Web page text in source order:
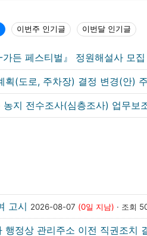
이번주 인기글 이번달 인기글
가든 페스티벌』 정원해설사 모
획(도로, 주차장) 결정 변경(안)
지 전수조사(심층조사) 업무보
고시 2026-08-07 (0일 지남) · 조회
행정상 관리주소 이전 직권조치